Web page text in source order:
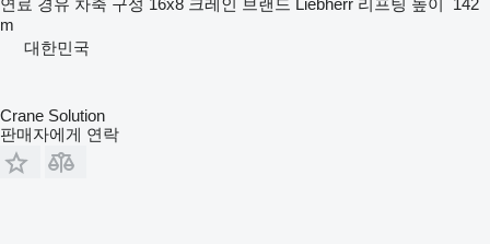
m
대한민국
Crane Solution
판매자에게 연락